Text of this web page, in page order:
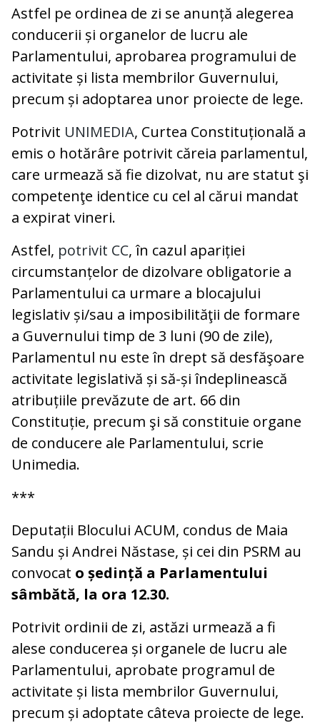
Astfel pe ordinea de zi se anunță alegerea
conducerii și organelor de lucru ale
Parlamentului, aprobarea programului de
activitate și lista membrilor Guvernului,
precum și adoptarea unor proiecte de lege.
Potrivit UNIMEDIA, Curtea Constituțională a
emis o hotărâre potrivit căreia parlamentul,
care urmează să fie dizolvat, nu are statut şi
competenţe identice cu cel al cărui mandat
a expirat vineri.
Astfel, potrivit CC, în cazul apariției
circumstanțelor de dizolvare obligatorie a
Parlamentului ca urmare a blocajului
legislativ și/sau a imposibilităţii de formare
a Guvernului timp de 3 luni (90 de zile),
Parlamentul nu este în drept să desfăşoare
activitate legislativă și să-și îndeplinească
atribuțiile prevăzute de art. 66 din
Constituție, precum şi să constituie organe
de conducere ale Parlamentului, scrie
Unimedia.
***
Deputații Blocului ACUM, condus de Maia
Sandu și Andrei Năstase, și cei din PSRM au
convocat o ședință a Parlamentului
sâmbătă, la ora 12.30.
Potrivit ordinii de zi, astăzi urmează a fi
alese conducerea și organele de lucru ale
Parlamentului, aprobate programul de
activitate și lista membrilor Guvernului,
precum și adoptate câteva proiecte de lege.